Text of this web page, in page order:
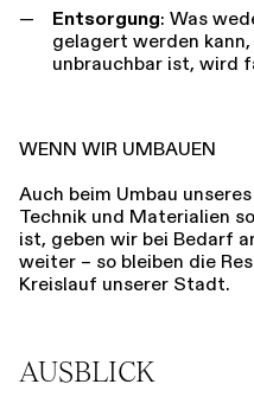
Entsorgung: Was
gelagert werden
unbrauchbar ist, wird
WENN WIR UMBAUEN
Auch beim Umbau
Technik und Materialien
ist, geben wir bei Bedarf
weiter – so bleiben die
Kreislauf unserer Stadt.
AUSBLICK